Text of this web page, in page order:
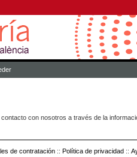
con nosotros a través de la
de contratación :: Política de privacidad ::